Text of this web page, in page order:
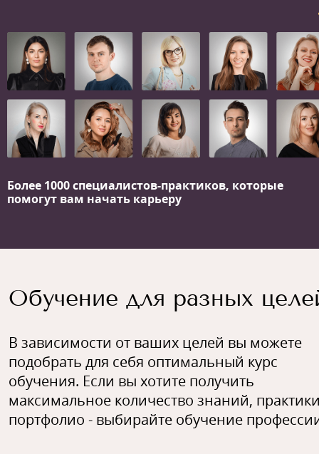
Более 1000 специалистов-практиков, которые
помогут вам начать карьеру
Обучение для разных
В зависимости от ваших целей вы можете
подобрать для себя оптимальный курс
обучения. Если вы хотите получить
максимальное количество знаний,
портфолио - выбирайте обучение